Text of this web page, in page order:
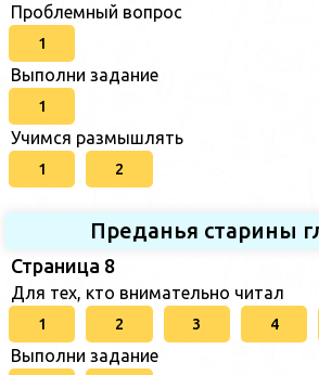
Проблемный вопрос
1
Выполни задание
1
Учимся размышлять
1 2
Преданья старины
Страница 8
Для тех, кто внимательно читал
1 2 3 4
Выполни задание